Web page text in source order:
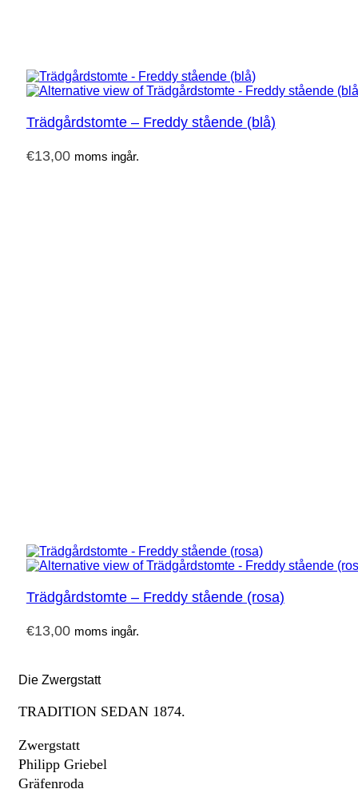
Trädgårdstomte – Freddy stående (blå)
€13,00 moms ingår.
Trädgårdstomte – Freddy stående (rosa)
€13,00 moms ingår.
Die Zwergstatt
TRADITION SEDAN 1874.
Zwergstatt
Philipp Griebel
Gräfenroda